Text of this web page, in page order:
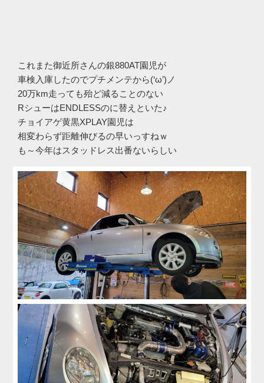
これまた御近所さんの銀880AT園児が
車検入庫したのでプチメンテから(‘ω’)ノ
20万km走っても殆ど減ることのない
RシューはENDLESSのに替えといた♪
チョイアゲ黄黒XPLAY園児は
相変わらず距離伸びるの早いっすねｗ
も～今年はスタッドレス出番ないらしい